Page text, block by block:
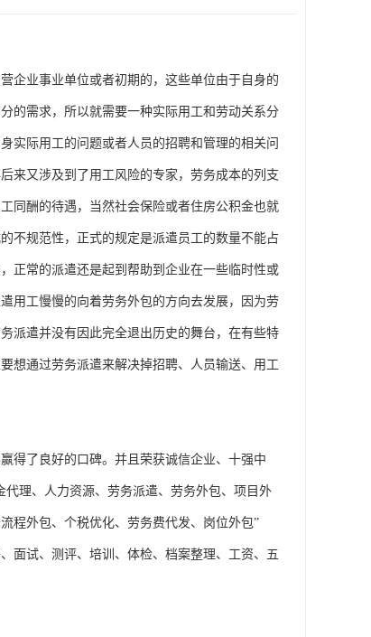
企业事业单位或者初期的，这些单位由于自身的
的需求，所以就需要一种实际用工和劳动关系分
实际用工的问题或者人员的招聘和管理的相关问
来又涉及到了用工风险的专家，劳务成本的列支
同酬的待遇，当然社会保险或者住房公积金也就
不规范性，正式的规定是派遣员工的数量不能占
正常的派遣还是起到帮助到企业在一些临时性或
用工慢慢的向着劳务外包的方向去发展，因为劳
派遣并没有因此完全退出历史的舞台，在有些特
想通过劳务派遣来解决掉招聘、人员输送、用工
得了良好的口碑。并且荣获诚信企业、十强中
理、人力资源、劳务派遣、劳务外包、项目外
程外包、个税优化、劳务费代发、岗位外包”
面试、测评、培训、体检、档案整理、工资、五